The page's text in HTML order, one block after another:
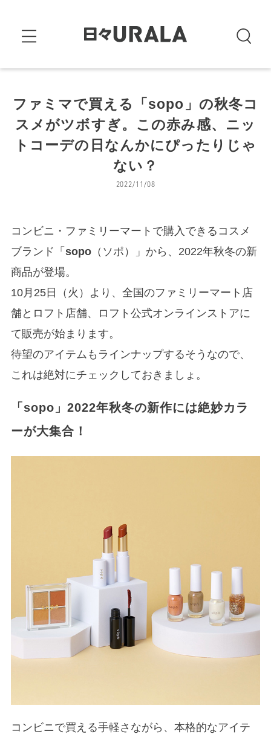
ファミマで買える「sopo」の秋冬コ
スメがツボすぎ。この赤み感、ニッ
トコーデの日なんかにぴったりじゃ
ない？
2022/11/08
コンビニ・ファミリーマートで購入できるコスメ
ブランド「 sopo（ソポ）」から、2022年秋冬の新
商品が登場。
10月25日（火）より、全国のファミリーマート店
舗とロフト店舗、ロフト公式オンラインストアに
て販売が始まります。
待望のアイテムもラインナップするそうなので、
これは絶対にチェックしておきましょ。
「sopo」2022年秋冬の新作には絶妙カラ
ーが大集合！
コンビニで買える手軽さながら、本格的なアイテ